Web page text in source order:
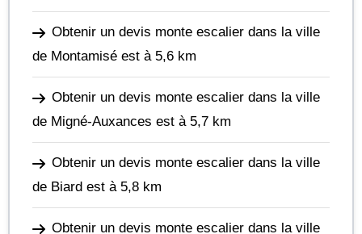
Obtenir un devis monte escalier dans la ville
de Montamisé est à 5,6 km
Obtenir un devis monte escalier dans la ville
de Migné-Auxances est à 5,7 km
Obtenir un devis monte escalier dans la ville
de Biard est à 5,8 km
Obtenir un devis monte escalier dans la ville